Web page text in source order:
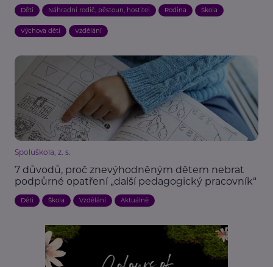
Děti Náhradní rodič, pěstoun, hostitel Rodina Škola
Výchova dětí Vzdělání
Spoluškola, z. s.
7 důvodů, proč znevýhodněným dětem nebrat
podpůrné opatření „další pedagogický pracovník“
Děti Škola Vzdělání Aktuálně